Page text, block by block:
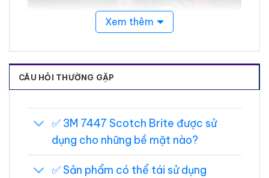
Điểm nổi bật của bùi nhùi 3M 7447
Scotch Brite
Bùi nhùi 3M 7447 Scotch Brite là sự kết hợp
hiệu quả mang lại khả năng kiểm soát tay
Xem thêm
CÂU HỎI THƯỜNG GẶP
✅️ 3M 7447 Scotch Brite được sử
dụng cho những bề mặt nào?
✅️ Sản phẩm có thể tái sử dụng